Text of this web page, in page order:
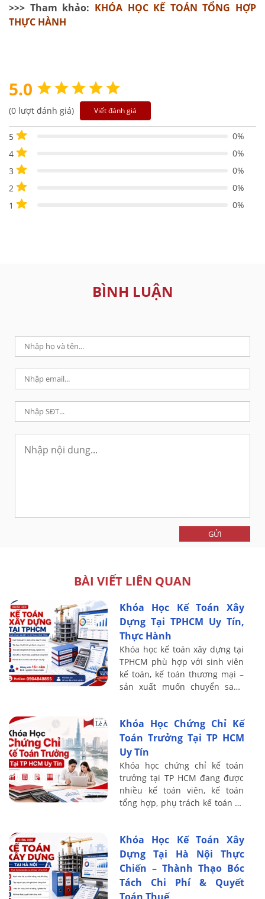
>>> Tham khảo: KHÓA HỌC KẾ TOÁN TỔNG HỢP
THỰC HÀNH
5.0
(0 lượt đánh giá) Viết đánh giá
5
0%
4
0%
3
0%
2
0%
1
0%
BÌNH LUẬN
GỬI
BÀI VIẾT LIÊN QUAN
Khóa Học Kế Toán Xây
Dựng Tại TPHCM Uy Tín,
Thực Hành
Khóa học kế toán xây dựng tại
TPHCM phù hợp với sinh viên
kế toán, kế toán thương mại –
sản xuất muốn chuyển sang
nghiệp ...
Khóa Học Chứng Chỉ Kế
Toán Trưởng Tại TP HCM
Uy Tín
Khóa học chứng chỉ kế toán
trưởng tại TP HCM đang được
nhiều kế toán viên, kế toán
tổng hợp, phụ trách kế toán và
– kế ...
Khóa Học Kế Toán Xây
Dựng Tại Hà Nội Thực
Chiến – Thành Thạo Bóc
Tách Chi Phí & Quyết